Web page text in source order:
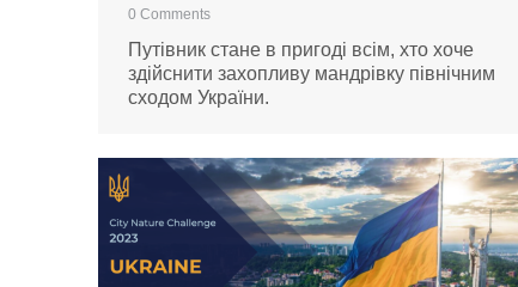
0 Comments
Путівник стане в пригоді всім, хто хоче
здійснити захопливу мандрівку північним
сходом України.